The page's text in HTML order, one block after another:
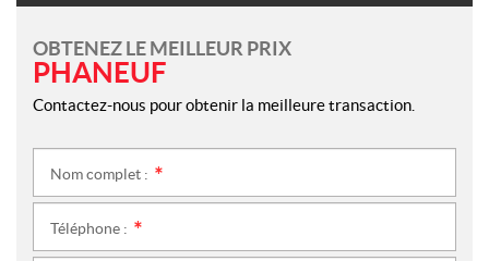
OBTENEZ LE MEILLEUR PRIX
PHANEUF
Contactez-nous pour obtenir la meilleure transaction.
Nom complet :
Téléphone :